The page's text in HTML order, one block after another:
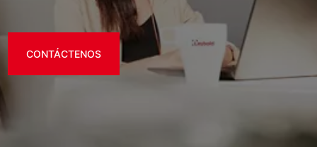
CONTÁCTENOS